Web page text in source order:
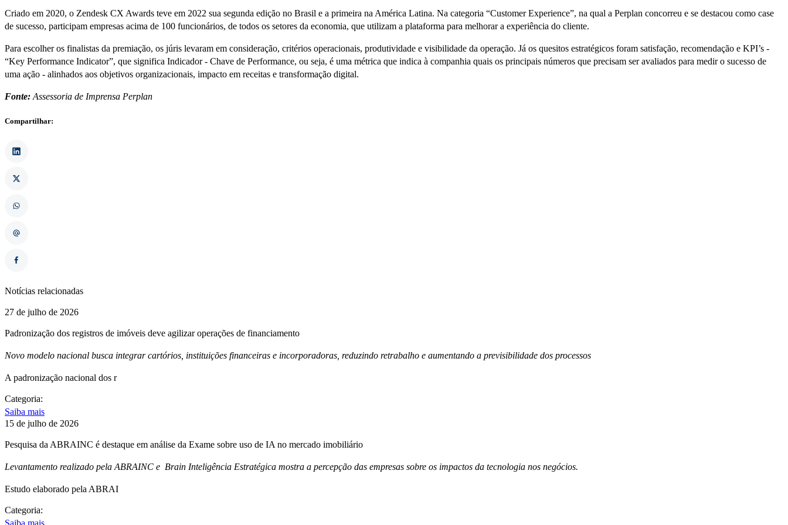
Criado em 2020, o Zendesk CX Awards teve em 2022 sua segunda edição no Brasil e a primeira na América Latina. Na categoria “Customer Experience”, na qual a Perplan concorreu e se destacou como case
de sucesso, participam empresas acima de 100 funcionários, de todos os setores da economia, que utilizam a plataforma para melhorar a experiência do cliente.
Para escolher os finalistas da premiação, os júris levaram em consideração, critérios operacionais, produtividade e visibilidade da operação. Já os quesitos estratégicos foram satisfação, recomendação e KPI’s -
“Key Performance Indicator”, que significa Indicador - Chave de Performance, ou seja, é uma métrica que indica à companhia quais os principais números que precisam ser avaliados para medir o sucesso de
uma ação - alinhados aos objetivos organizacionais, impacto em receitas e transformação digital.
Fonte: Assessoria de Imprensa Perplan
Compartilhar:
Notícias relacionadas
27 de julho de 2026
Padronização dos registros de imóveis deve agilizar operações de financiamento
Novo modelo nacional busca integrar cartórios, instituições financeiras e incorporadoras, reduzindo retrabalho e aumentando a previsibilidade dos processos
A padronização nacional dos r
Categoria:
Saiba mais
15 de julho de 2026
Pesquisa da ABRAINC é destaque em análise da Exame sobre uso de IA no mercado imobiliário
Levantamento realizado pela ABRAINC e Brain Inteligência Estratégica mostra a percepção das empresas sobre os impactos da tecnologia nos negócios.
Estudo elaborado pela ABRAI
Categoria: